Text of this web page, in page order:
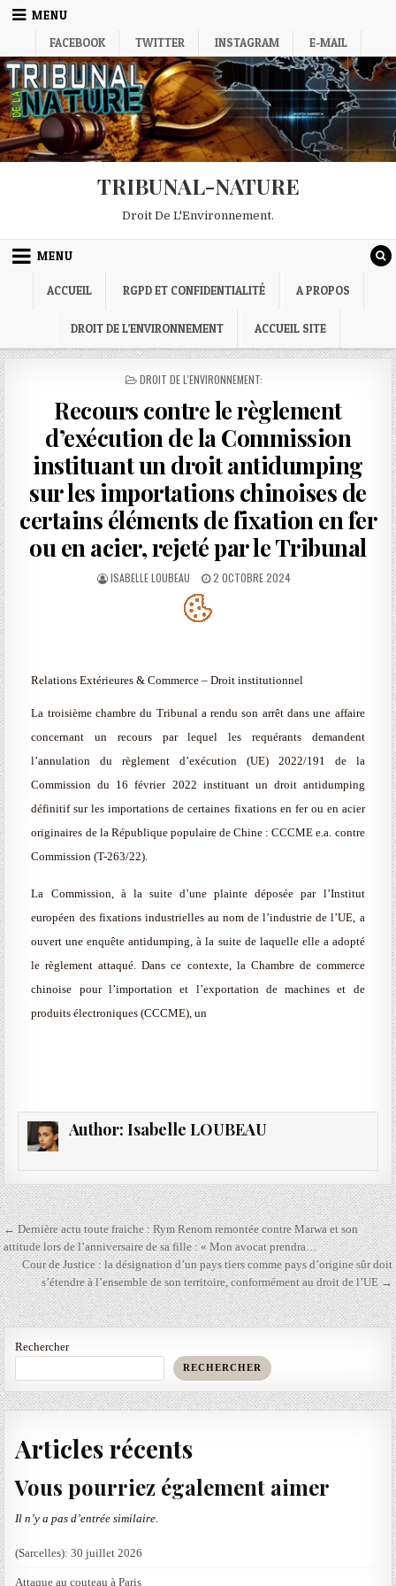
Skip
MENU
FACEBOOK
TWITTER INSTAGRAM E-MAIL
TRIBUNAL-NATURE
Droit De L'Environnement.
MENU
ACCUEIL RGPD ET CONFIDENTIALITÉ A PROPOS
DROIT DE L’ENVIRONNEMENT ACCUEIL SITE
POSTED
DROIT DE L'ENVIRONNEMENT:
Recours contre le règlement
d’exécution de la Commission
instituant un droit antidumping
sur les importations chinoises de
certains éléments de fixation en fer
ou en acier, rejeté par le Tribunal
AUTHOR:
ISABELLE LOUBEAU
PUBLISHED
2 OCTOBRE 2024
Relations Extérieures & Commerce – Droit institutionnel
La troisième chambre du Tribunal a rendu son arrêt dans une affaire
concernant un recours par lequel les requérants demandent
l’annulation du règlement d’exécution (UE) 2022/191 de la
Commission du 16 février 2022 instituant un droit antidumping
définitif sur les importations de certaines fixations en fer ou en acier
originaires de la République populaire de Chine : CCCME e.a. contre
Commission (T-263/22).
La Commission, à la suite d’une plainte déposée par l’Institut
européen des fixations industrielles au nom de l’industrie de l’UE, a
ouvert une enquête antidumping, à la suite de laquelle elle a adopté
le règlement attaqué. Dans ce contexte, la Chambre de commerce
chinoise pour l’importation et l’exportation de machines et de
produits électroniques (CCCME), un
Author: Isabelle LOUBEAU
Navigation
de
l’article
← Dernière actu toute fraiche : Rym Renom remontée contre Marwa et son
attitude lors de l’anniversaire de sa fille : « Mon avocat prendra…
Cour de Justice : la désignation d’un pays tiers comme pays d’origine sûr doit
s’étendre à l’ensemble de son territoire, conformément au droit de l’UE →
Rechercher
RECHERCHER
Articles récents
Vous pourriez également aimer
Il n’y a pas d’entrée similaire.
(Sarcelles): 30 juillet 2026
Attaque au couteau à Paris